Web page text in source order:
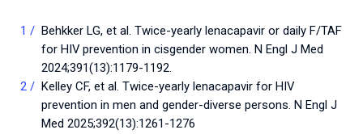
Behkker LG, et al. Twice-yearly lenacapavir or daily F/TAF
for HIV prevention in cisgender women. N Engl J Med
2024;391(13):1179-1192.
Kelley CF, et al. Twice-yearly lenacapavir for HIV
prevention in men and gender-diverse persons. N Engl J
Med 2025;392(13):1261-1276